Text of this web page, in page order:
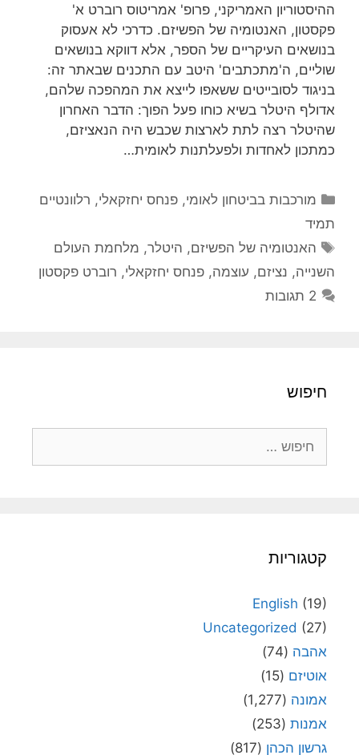
ההיסטוריון האמריקני, פרופ' אמריטוס רוברט א'
פקסטון, האנטומיה של הפשיזם. כדרכי לא אעסוק
בנושאים העיקריים של הספר, אלא דווקא בנושאים
שוליים, ה'מתכתבים' היטב עם התכנים שבאתר זה:
בניגוד לסובייטים ששאפו לייצא את המהפכה שלהם,
אדולף היטלר בשיא כוחו פעל הפוך: הדבר האחרון
שהיטלר רצה לתת לארצות שכבש היה הנאציזם,
כמתכון לאחדות ולפעלתנות לאומית…
קטגוריות
מורכבות בביטחון לאומי,פנחס יחזקאלי, רלוונטיים
תמיד
תגיות
האנטומיה של הפשיזם, היטלר, מלחמת העולם
השנייה, נציזם, עוצמה, פנחס יחזקאלי, רוברט פקסטון
2 תגובות
חיפוש
קטגוריות
English (19)
Uncategorized (27)
אהבה (74)
אוטיזם (15)
אמונה (1,277)
אמנות (253)
גרשון הכהן (817)